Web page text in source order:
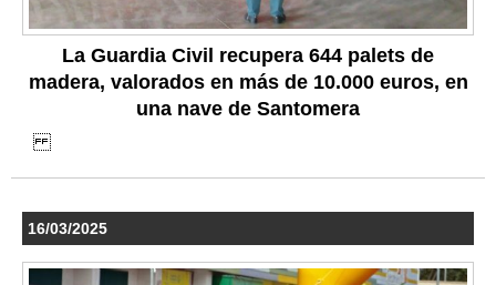
La Guardia Civil recupera 644 palets de
madera, valorados en más de 10.000 euros, en
una nave de Santomera
16/03/2025